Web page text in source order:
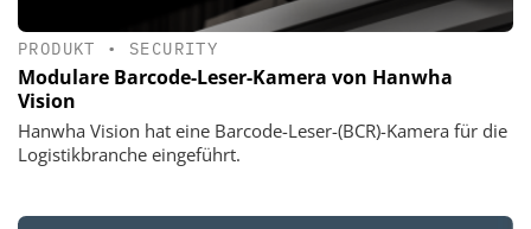
PRODUKT • SECURITY
Modulare Barcode-Leser-Kamera von Hanwha
Vision
Hanwha Vision hat eine Barcode-Leser-(BCR)-Kamera für die
Logistikbranche eingeführt.